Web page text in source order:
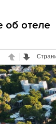
об отеле